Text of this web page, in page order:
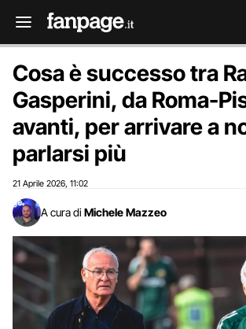
Cosa è successo tra
Gasperini, da Roma-
avanti, per arrivare a
parlarsi più
21 Aprile 2026 11:02
A cura di Michele Mazzeo